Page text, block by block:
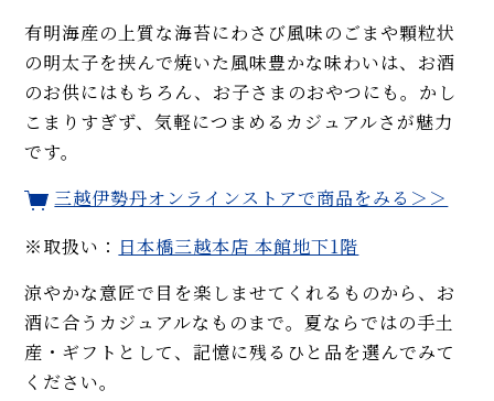
有明海産の上質な海苔にわさび風味のごまや顆粒状
の明太子を挟んで焼いた風味豊かな味わいは、お酒
のお供にはもちろん、お子さまのおやつにも。かし
こまりすぎず、気軽につまめるカジュアルさが魅力
です。
三越伊勢丹オンラインストアで商品をみる＞＞
※取扱い： 日本橋三越本店 本館地下1階
涼やかな意匠で目を楽しませてくれるものから、お
酒に合うカジュアルなものまで。夏ならではの手土
産・ギフトとして、記憶に残るひと品を選んでみて
ください。